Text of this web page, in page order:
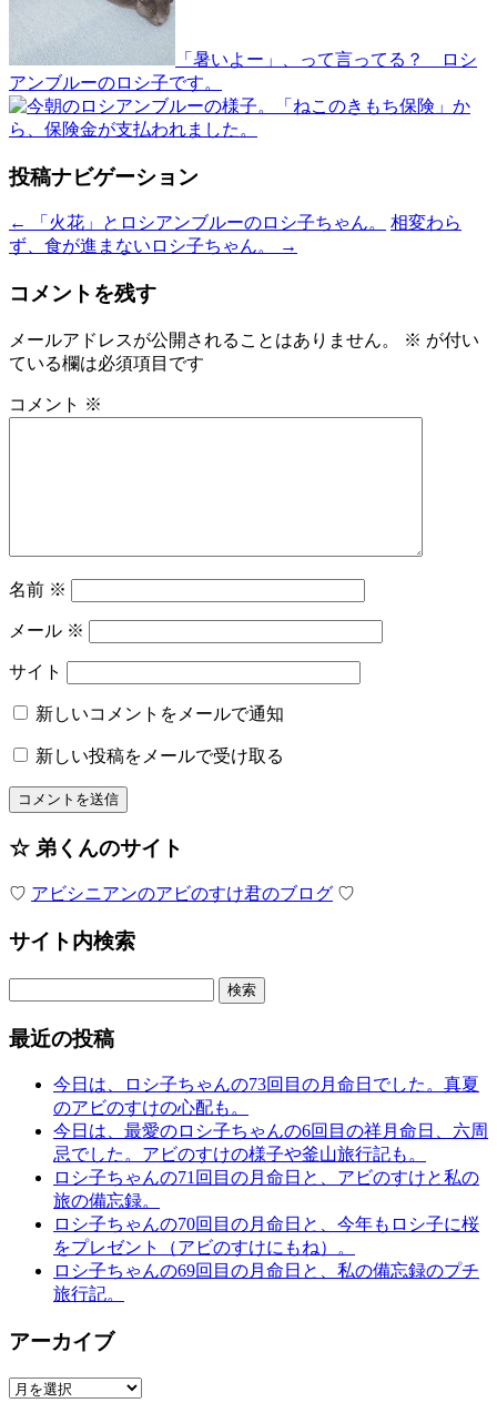
「暑いよー」、って言ってる？ ロシ
アンブルーのロシ子です。
「ねこのきもち保険」か
ら、保険金が支払われました。
投稿ナビゲーション
← 「火花」とロシアンブルーのロシ子ちゃん。
相変わら
ず、食が進まないロシ子ちゃん。
→
コメントを残す
メールアドレスが公開されることはありません。 ※ が付い
ている欄は必須項目です
コメント ※
名前 ※
メール ※
サイト
新しいコメントをメールで通知
新しい投稿をメールで受け取る
☆ 弟くんのサイト
♡ アビシニアンのアビのすけ君のブログ ♡
サイト内検索
最近の投稿
今日は、ロシ子ちゃんの73回目の月命日でした。真夏
のアビのすけの心配も。
今日は、最愛のロシ子ちゃんの6回目の祥月命日、六周
忌でした。アビのすけの様子や釜山旅行記も。
ロシ子ちゃんの71回目の月命日と、アビのすけと私の
旅の備忘録。
ロシ子ちゃんの70回目の月命日と、今年もロシ子に桜
をプレゼント（アビのすけにもね）。
ロシ子ちゃんの69回目の月命日と、私の備忘録のプチ
旅行記。
アーカイブ
ア